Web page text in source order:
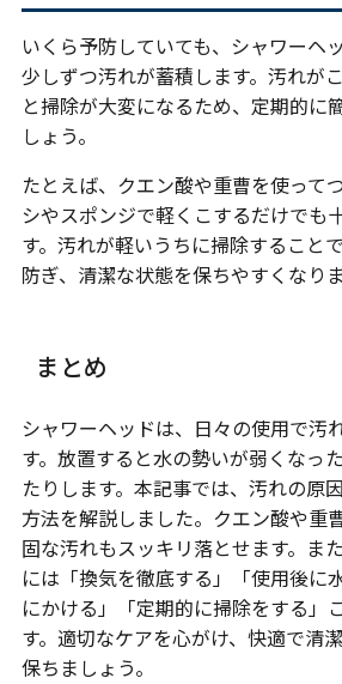
いくら予防していても、シャワーヘ
少しずつ汚れが蓄積します。汚れが
と掃除が大変になるため、定期的に
しょう。
たとえば、クエン酸や重曹を使って
シやスポンジで軽くこするだけでも
す。汚れが軽いうちに掃除すること
防ぎ、清潔な状態を保ちやすくなりま
まとめ
シャワーヘッドは、日々の使用で汚
す。放置すると水の勢いが弱くなっ
たりします。本記事では、汚れの原
方法を解説しました。クエン酸や重
固な汚れもスッキリ落とせます。ま
には「換気を徹底する」「使用後に
にかける」「定期的に掃除をする」
す。適切なケアを心がけ、快適で清
保ちましょう。